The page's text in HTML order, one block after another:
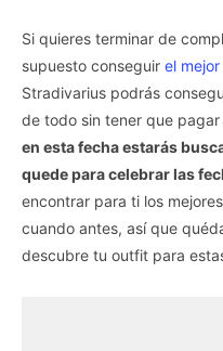
Si quieres terminar de
supuesto conseguir el
Stradivarius podrás
de todo sin tener que pagar
en esta fecha estarás
quede para celebrar las
encontrar para ti los
cuando antes, así que
descubre tu outfit para